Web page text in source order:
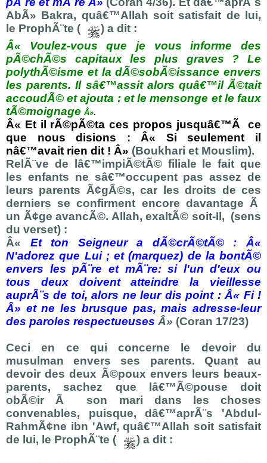
AbÃ» Bakra, quâ€™Allah soit satisfait de lui,
le ProphÃ¨te (
) a dit :
Â« Voulez-vous que je vous informe des
pÃ©chÃ©s capitaux les plus graves ? Le
polythÃ©isme et la dÃ©sobÃ©issance envers
les parents. Il sâ€™assit alors quâ€™il Ã©tait
accoudÃ© et ajouta : et le mensonge et le faux
tÃ©moignage Â».
Â« Et il rÃ©pÃ©ta ces propos jusquâ€™Ã ce
que nous disions : Â« Si seulement il
nâ€™avait rien dit ! Â» (Boukhari et Mouslim).
RelÃ¨ve de lâ€™impiÃ©tÃ© filiale le fait que
les enfants ne sâ€™occupent pas assez de
leurs parents Ã¢gÃ©s, car les droits de ces
derniers se confirment encore davantage Ã
un Ã¢ge avancÃ©. Allah, exaltÃ© soit-Il, (sens
du verset) :
Â« Et ton Seigneur a dÃ©crÃ©tÃ© : Â«
N'adorez que Lui ; et (marquez) de la bontÃ©
envers les pÃ¨re et mÃ¨re: si l'un d'eux ou
tous deux doivent atteindre la vieillesse
auprÃ¨s de toi, alors ne leur dis point : Â« Fi !
Â» et ne les brusque pas, mais adresse-leur
des paroles respectueuses Â» (Coran 17/23)
Ceci en ce qui concerne le devoir du
musulman envers ses parents. Quant au
devoir des deux Ã©poux envers leurs beaux-
parents, sachez que lâ€™Ã©pouse doit
obÃ©ir Ã son mari dans les choses
convenables, puisque, dâ€™aprÃ¨s 'Abdul-
RahmÃ¢ne ibn 'Awf, quâ€™Allah soit satisfait
de lui, le ProphÃ¨te (
) a dit :